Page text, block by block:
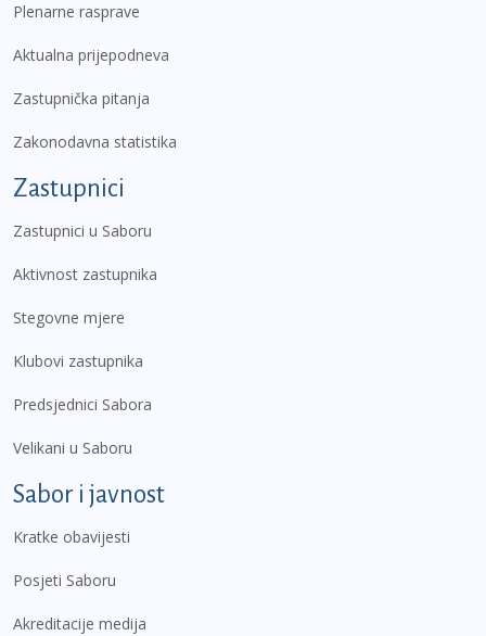
Plenarne rasprave
Aktualna prijepodneva
Zastupnička pitanja
Zakonodavna statistika
Zastupnici
Zastupnici u Saboru
Aktivnost zastupnika
Stegovne mjere
Klubovi zastupnika
Predsjednici Sabora
Velikani u Saboru
Sabor i javnost
Kratke obavijesti
Posjeti Saboru
Akreditacije medija